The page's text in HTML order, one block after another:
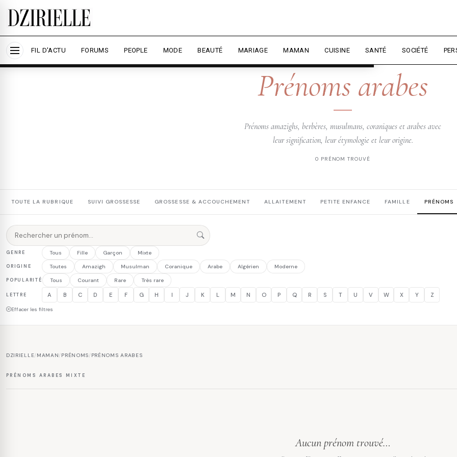
Nous utilisons des cookies pour améliorer votre expérience et mesurer l'audience.
Accepter tout Personnaliser
FIL D'ACTU FORUMS PEOPLE MODE BEAUTÉ MARIAGE MAMAN CUISINE SANTÉ SOCIÉTÉ
Prénoms arabes
Prénoms amazighs, berbères, musulmans, coraniques et arabes avec
leur signification, leur étymologie et leur origine.
0 PRÉNOM TROUVÉ
TOUTE LA RUBRIQUE SUIVI GROSSESSE GROSSESSE & ACCOUCHEMENT ALLAITEMENT PETITE ENFANCE FAMILLE PRÉNOMS
GENRE Tous Fille Garçon Mixte
ORIGINE Toutes Amazigh Musulman Coranique Arabe Algérien Moderne
POPULARITÉ Tous Courant Rare Très rare
LETTRE A B C D E F G H I J K L M N O P Q R S T U V W X Y Z
Effacer les filtres
DZIRIELLE/ MAMAN/ PRÉNOMS/ PRÉNOMS ARABES
PRÉNOMS ARABES MIXTE
Aucun prénom trouvé…